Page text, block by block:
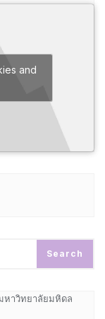
and
าวิทยาลัยมหิดล